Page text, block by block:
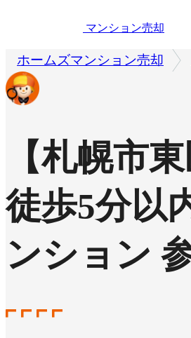
マンション売却
ホームズマンション売却
【札幌市
徒歩5分以
ンション